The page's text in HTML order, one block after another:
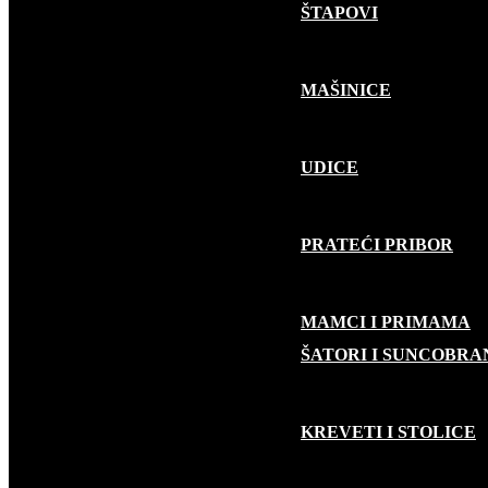
ŠTAPOVI
MAŠINICE
UDICE
PRATEĆI PRIBOR
MAMCI I PRIMAMA
KAMP OPREMA
ŠATORI I
KREVETI I STOLICE